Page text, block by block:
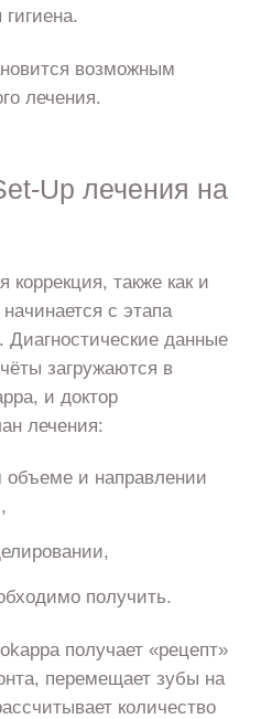
возможным
лечения.
Up лечения на
коррекция, также как и
с этапа
Диагностические данные
загружаются в
и доктор
лечения:
объеме и направлении
получить.
получает «рецепт»
перемещает зубы на
количество